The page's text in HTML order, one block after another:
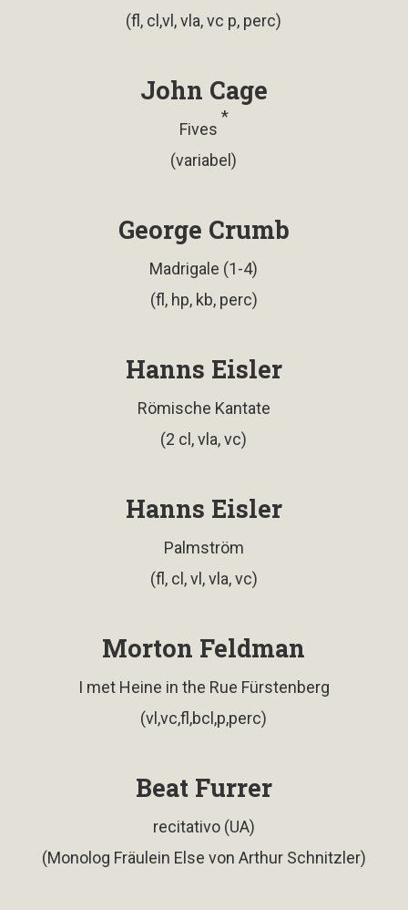
(fl, cl,vl, vla, vc p, perc)
John Cage
Fives
*
(variabel)
George Crumb
Madrigale (1-4)
(fl, hp, kb, perc)
Hanns Eisler
Römische Kantate
(2 cl, vla, vc)
Hanns Eisler
Palmström
(fl, cl, vl, vla, vc)
Morton Feldman
I met Heine in the Rue Fürstenberg
(vl,vc,fl,bcl,p,perc)
Beat Furrer
recitativo (UA)
(Monolog Fräulein Else von Arthur Schnitzler)